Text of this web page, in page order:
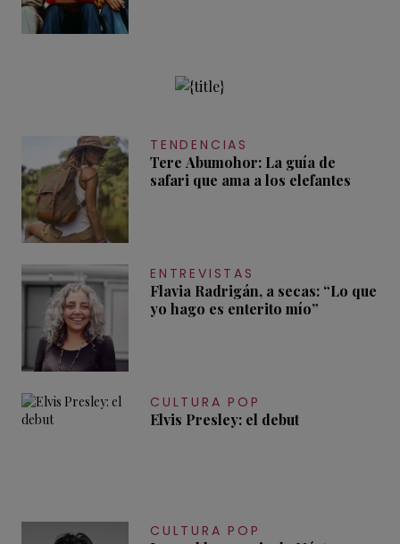
TENDENCIAS
Tere Abumohor: La guía de
safari que ama a los elefantes
ENTREVISTAS
Flavia Radrigán, a secas: “Lo que
yo hago es enterito mío”
CULTURA POP
Elvis Presley: el debut
CULTURA POP